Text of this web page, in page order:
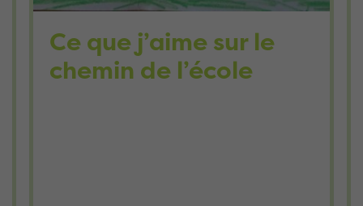
Ce que j’aime sur le
chemin de l’école